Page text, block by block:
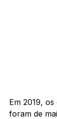
Em 2019,
foram de